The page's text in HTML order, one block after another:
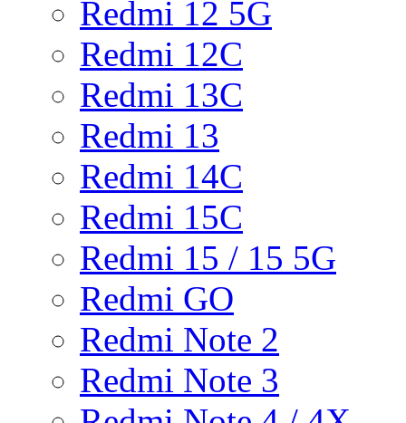
Redmi 12 5G
Redmi 12C
Redmi 13C
Redmi 13
Redmi 14C
Redmi 15C
Redmi 15 / 15 5G
Redmi GO
Redmi Note 2
Redmi Note 3